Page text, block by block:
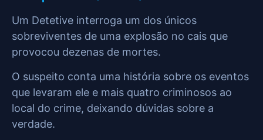
Um Detetive interroga um dos únicos
sobreviventes de uma explosão no cais que
provocou dezenas de mortes.
O suspeito conta uma história sobre os eventos
que levaram ele e mais quatro criminosos ao
local do crime, deixando dúvidas sobre a
verdade.